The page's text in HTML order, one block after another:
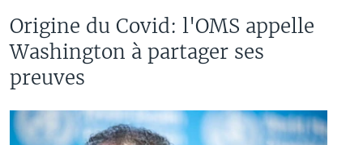
Origine du Covid: l'OMS appelle
Washington à partager ses
preuves